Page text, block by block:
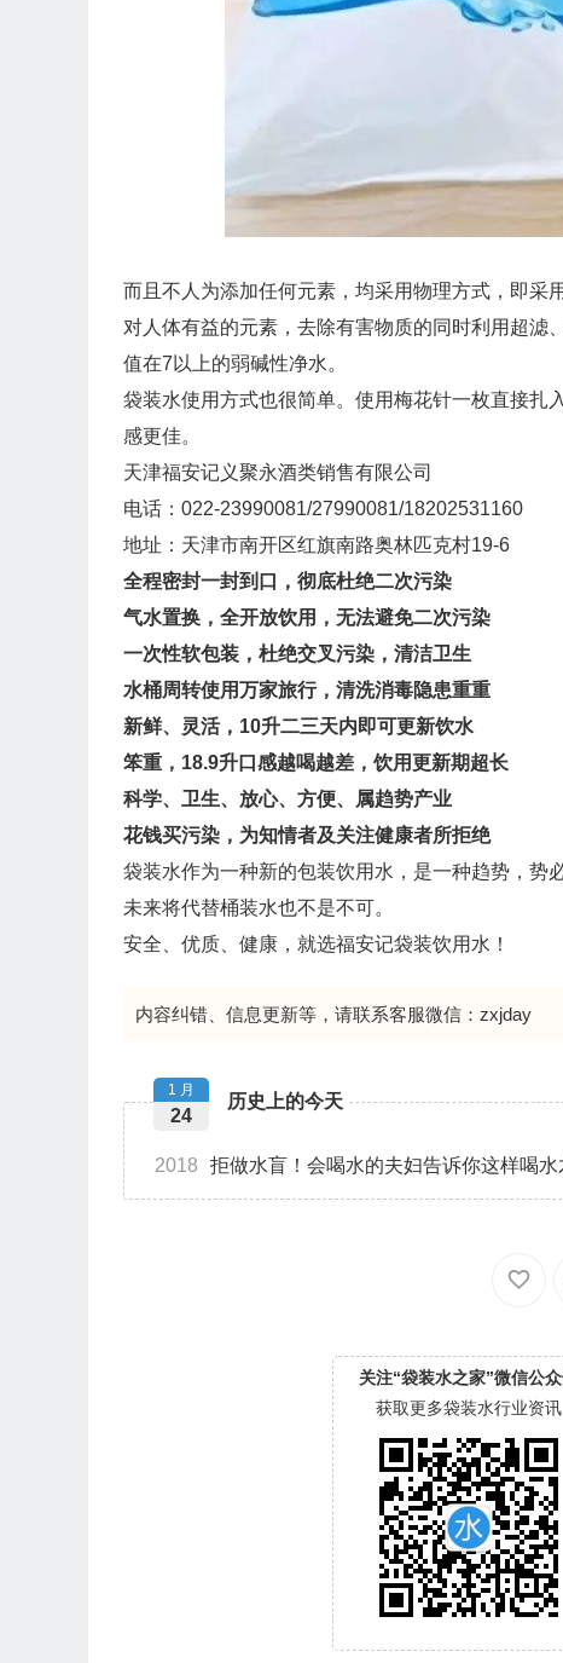
而且不人为添加任何元素，均采用物理方式，即采
对人体有益的元素，去除有害物质的同时利用超
值在7以上的弱碱性净水。
袋装水使用方式也很简单。使用梅花针一枚直接扎
感更佳。
天津福安记义聚永酒类销售有限公司
电话：022-23990081/27990081/18202531160
地址：天津市南开区红旗南路奥林匹克村19-6
全程密封一封到口，彻底杜绝二次污染
气水置换，全开放饮用，无法避免二次污染
一次性软包装，杜绝交叉污染，清洁卫生
水桶周转使用万家旅行，清洗消毒隐患重重
新鲜、灵活，10升二三天内即可更新饮水
笨重，18.9升口感越喝越差，饮用更新期超长
科学、卫生、放心、方便、属趋势产业
花钱买污染，为知情者及关注健康者所拒绝
袋装水作为一种新的包装饮用水，是一种趋势，势
未来将代替桶装水也不是不可。
安全、优质、健康，就选福安记袋装饮用水！
内容纠错、信息更新等，请联系客服微信：zxjday
历史上的今天
1 月
24
2018 拒做水盲！会喝水的夫妇告诉你这样喝水
关注“袋装水之家”微信公
获取更多袋装水行业资讯